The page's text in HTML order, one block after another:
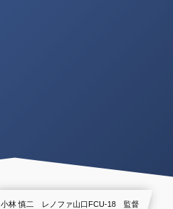
小林 慎二 レノファ山口FCU-18 監督